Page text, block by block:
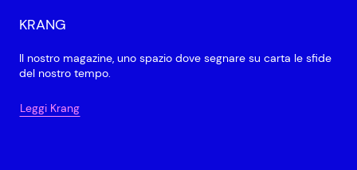
KRANG
Il nostro magazine, uno spazio dove segnare su carta le sfide
del nostro tempo.
Leggi Krang